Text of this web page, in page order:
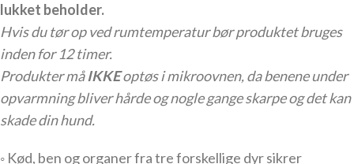
lukket beholder.
Hvis du tør op ved rumtemperatur bør produktet bruges
inden for 12 timer.
Produkter måIKKEoptøs i mikroovnen, da benene under
opvarmning bliver hårde og nogle gange skarpe og det kan
skade din hund.
◦ Kød, ben og organer fra tre forskellige dyr sikrer